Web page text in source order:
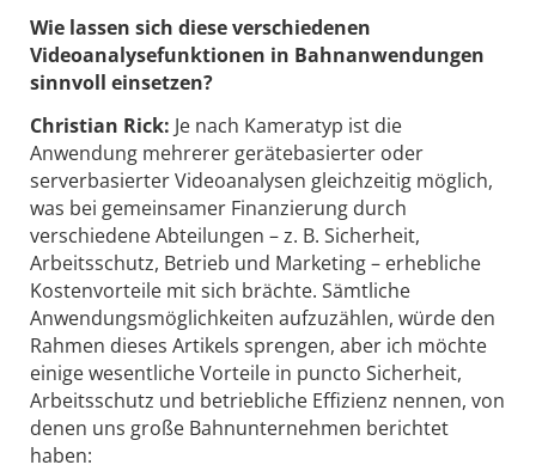
Wie lassen sich diese verschiedenen
Videoanalysefunktionen in Bahnanwendungen
sinnvoll einsetzen?
Christian Rick: Je nach Kameratyp ist die
Anwendung mehrerer gerätebasierter oder
serverbasierter Videoanalysen gleichzeitig möglich,
was bei gemeinsamer Finanzierung durch
verschiedene Abteilungen – z. B. Sicherheit,
Arbeitsschutz, Betrieb und Marketing – erhebliche
Kostenvorteile mit sich brächte. Sämtliche
Anwendungsmöglichkeiten aufzuzählen, würde den
Rahmen dieses Artikels sprengen, aber ich möchte
einige wesentliche Vorteile in puncto Sicherheit,
Arbeitsschutz und betriebliche Effizienz nennen, von
denen uns große Bahnunternehmen berichtet
haben: